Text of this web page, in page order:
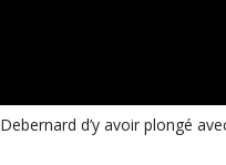
d’y avoir plongé